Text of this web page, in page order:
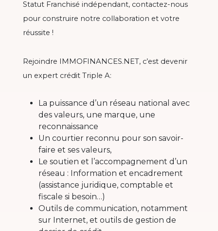
Statut Franchisé indépendant, contactez-nous
pour construire notre collaboration et votre
réussite !
Rejoindre IMMOFINANCES.NET, c’est devenir
un expert crédit Triple A:
La puissance d’un réseau national avec
des valeurs, une marque, une
reconnaissance
Un courtier reconnu pour son savoir-
faire et ses valeurs,
Le soutien et l’accompagnement d’un
réseau : Information et encadrement
(assistance juridique, comptable et
fiscale si besoin…)
Outils de communication, notamment
sur Internet, et outils de gestion de